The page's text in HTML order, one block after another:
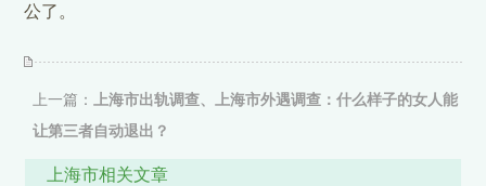
公了。
上一篇： 上海市出轨调查、上海市外遇调查：什么样子的女人能
让第三者自动退出？
下一篇：
上海市私家侦探、上海市侦探取证：老公出轨买监控器
上海市相关文章